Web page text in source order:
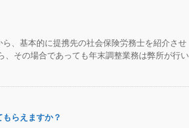
、基本的に提携先の社会保険労務士を紹介させ
その場合であっても年末調整業務は弊所が行い
らえますか？